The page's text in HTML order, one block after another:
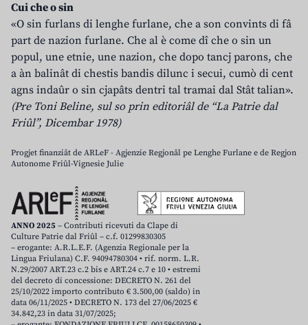
Cui che o sin
«O sin furlans di lenghe furlane, che a son convints di fâ
part de nazion furlane. Che al è come dî che o sin un
popul, une etnie, une nazion, che dopo tancj parons, che
a àn balinât di chestis bandis dilunc i secui, cumò di cent
agns indaûr o sin cjapâts dentri tal tramai dal Stât talian».
(Pre Toni Beline, sul so prin editoriâl de “La Patrie dal
Friûl”, Dicembar 1978)
Progjet finanziât de ARLeF - Agjenzie Regjonâl pe Lenghe Furlane e de Regjon
Autonome Friûl-Vignesie Julie
ANNO 2025 – Contributi ricevuti da Clape di
Culture Patrie dal Friûl – c.f. 01299830305
– erogante: A.R.L.E.F. (Agenzia Regionale per la
Lingua Friulana) C.F. 94094780304 • rif. norm. L.R.
N.29/2007 ART.23 c.2 bis e ART.24 c.7 e 10 • estremi
del decreto di concessione: DECRETO N. 261 del
25/10/2022 importo contributo € 3.500,00 (saldo) in
data 06/11/2025 • DECRETO N. 173 del 27/06/2025 €
34.842,23 in data 31/07/2025;